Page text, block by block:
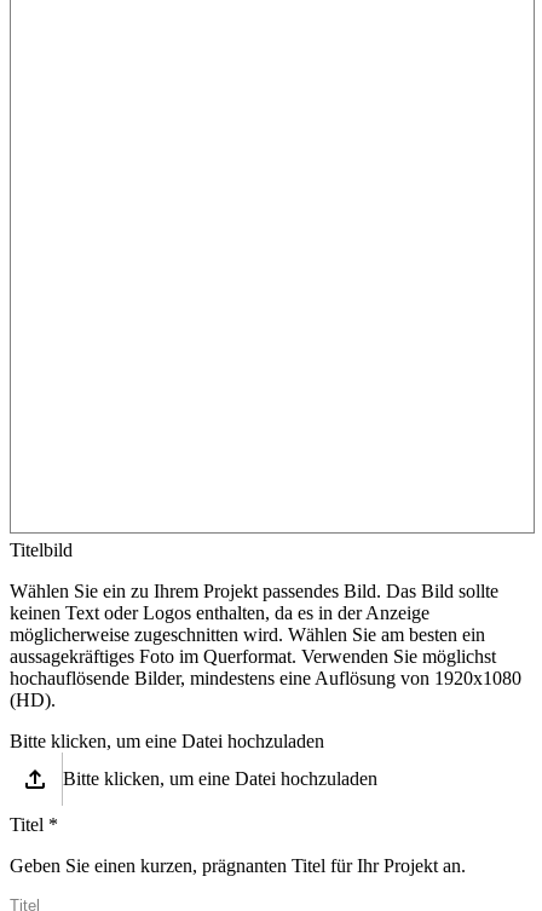
Titelbild
Wählen Sie ein zu Ihrem Projekt passendes Bild. Das Bild sollte
keinen Text oder Logos enthalten, da es in der Anzeige
möglicherweise zugeschnitten wird. Wählen Sie am besten ein
aussagekräftiges Foto im Querformat. Verwenden Sie möglichst
hochauflösende Bilder, mindestens eine Auflösung von 1920x1080
(HD).
Bitte klicken, um eine Datei hochzuladen
upload Bitte klicken, um eine Datei hochzuladen
Titel
Geben Sie einen kurzen, prägnanten Titel für Ihr Projekt an.